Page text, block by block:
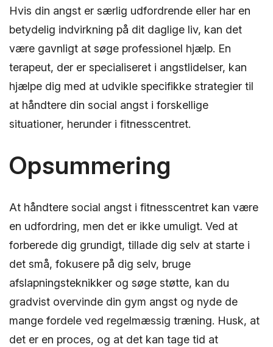
Hvis din angst er særlig udfordrende eller har en
betydelig indvirkning på dit daglige liv, kan det
være gavnligt at søge professionel hjælp. En
terapeut, der er specialiseret i angstlidelser, kan
hjælpe dig med at udvikle specifikke strategier til
at håndtere din social angst i forskellige
situationer, herunder i fitnesscentret.
Opsummering
At håndtere social angst i fitnesscentret kan være
en udfordring, men det er ikke umuligt. Ved at
forberede dig grundigt, tillade dig selv at starte i
det små, fokusere på dig selv, bruge
afslapningsteknikker og søge støtte, kan du
gradvist overvinde din gym angst og nyde de
mange fordele ved regelmæssig træning. Husk, at
det er en proces, og at det kan tage tid at